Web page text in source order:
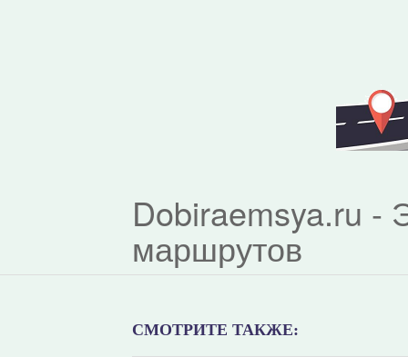
Dobiraemsya.ru -
маршрутов
СМОТРИТЕ ТАКЖЕ: